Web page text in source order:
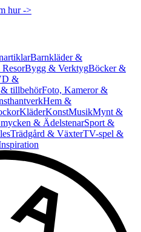
hur ->
Barnkläder &
Bygg & VerktygBöcker &
&
& tillbehörFoto, Kameror &
Hem &
KläderKonstMusikMynt &
& ÄdelstenarSport &
Trädgård & VäxterTV-spel &